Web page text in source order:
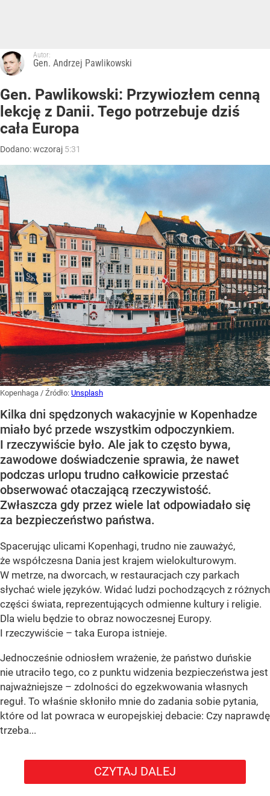
Autor:
Gen. Andrzej Pawlikowski
Gen. Pawlikowski: Przywiozłem cenną
lekcję z Danii. Tego potrzebuje dziś
cała Europa
Dodano:wczoraj 5:31
Kopenhaga / Źródło: Unsplash
Kilka dni spędzonych wakacyjnie w Kopenhadze
miało być przede wszystkim odpoczynkiem.
I rzeczywiście było. Ale jak to często bywa,
zawodowe doświadczenie sprawia, że nawet
podczas urlopu trudno całkowicie przestać
obserwować otaczającą rzeczywistość.
Zwłaszcza gdy przez wiele lat odpowiadało się
za bezpieczeństwo państwa.
Spacerując ulicami Kopenhagi, trudno nie zauważyć,
że współczesna Dania jest krajem wielokulturowym.
W metrze, na dworcach, w restauracjach czy parkach
słychać wiele języków. Widać ludzi pochodzących z różnych
części świata, reprezentujących odmienne kultury i religie.
Dla wielu będzie to obraz nowoczesnej Europy.
I rzeczywiście – taka Europa istnieje.
Jednocześnie odniosłem wrażenie, że państwo duńskie
nie utraciło tego, co z punktu widzenia bezpieczeństwa jest
najważniejsze – zdolności do egzekwowania własnych
reguł. To właśnie skłoniło mnie do zadania sobie pytania,
które od lat powraca w europejskiej debacie: Czy naprawdę
trzeba...
CZYTAJ DALEJ